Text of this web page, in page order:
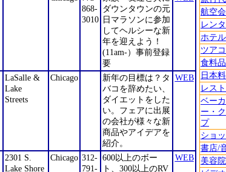
航空
レン
ホテル
ツア
食料
日本
レス
ベー
ー・
プ
ショ
書店/
美容院
868-
3010
ダウンタウンの元
日マラソンに参加
してヘルシーな新
年を迎えよう！
(11am-）事前登録
要
LaSalle &
Lake
Streets
Chicago
新年の目標は？タ
バコを辞めたい、
ダイエットをした
い。フェアに出展
の会社が様々な新
商品やアイデアを
紹介。
WEB
2301 S.
Lake Shore
Chicago 312-
791-
600以上のボー
ト、300以上のRV
WEB